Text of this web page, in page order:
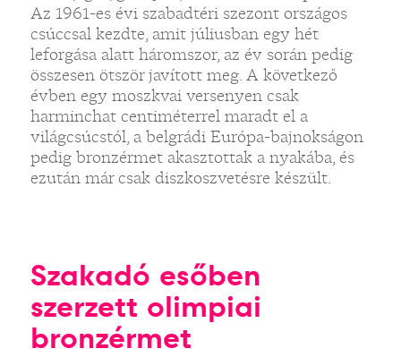
Az 1961-es évi szabadtéri szezont országos
csúccsal kezdte, amit júliusban egy hét
leforgása alatt háromszor, az év során pedig
összesen ötször javított meg. A következő
évben egy moszkvai versenyen csak
harminchat centiméterrel maradt el a
világcsúcstól, a belgrádi Európa-bajnokságon
pedig bronzérmet akasztottak a nyakába, és
ezután már csak diszkoszvetésre készült.
Szakadó esőben
szerzett olimpiai
bronzérmet